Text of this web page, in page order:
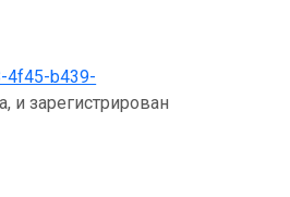
4f45-b439-
и зарегистрирован